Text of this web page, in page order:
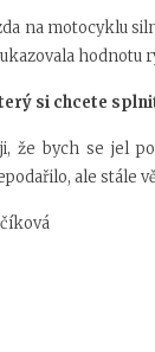
na motocyklu
hodnotu
si chcete
že bych se jel
ale stále